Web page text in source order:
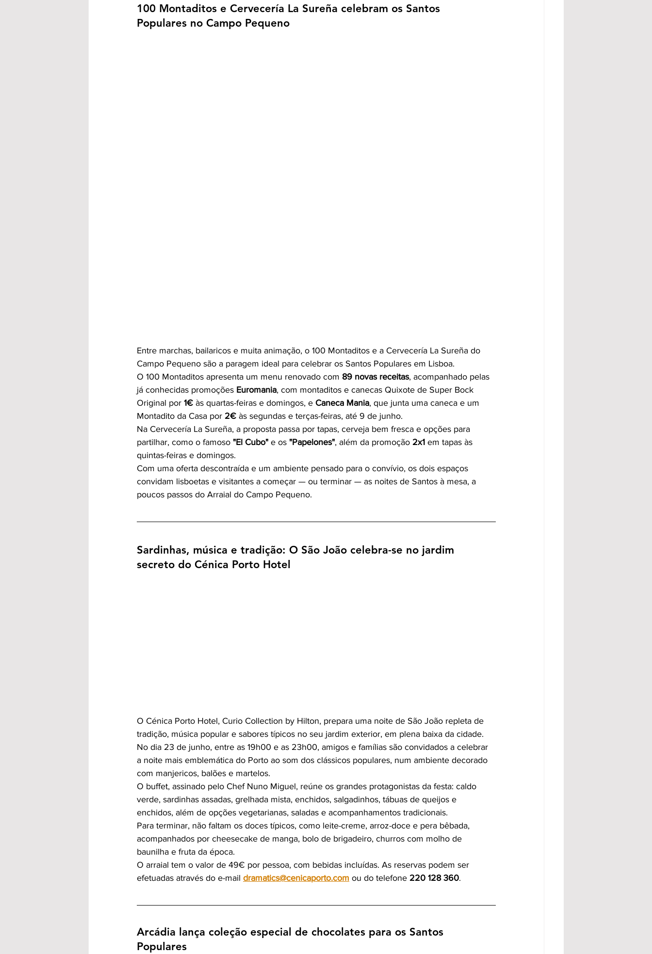
100 Montaditos e Cervecería La Sureña celebram os Santos
Populares no Campo Pequeno
Entre marchas, bailaricos e muita animação, o 100 Montaditos e a Cervecería La Sureña do
Campo Pequeno são a paragem ideal para celebrar os Santos Populares em Lisboa.
O 100 Montaditos apresenta um menu renovado com 89 novas receitas, acompanhado pelas
já conhecidas promoções Euromania, com montaditos e canecas Quixote de Super Bock
Original por 1€ às quartas-feiras e domingos, e Caneca Mania, que junta uma caneca e um
Montadito da Casa por 2€ às segundas e terças-feiras, até 9 de junho.
Na Cervecería La Sureña, a proposta passa por tapas, cerveja bem fresca e opções para
partilhar, como o famoso "El Cubo" e os "Papelones", além da promoção 2x1 em tapas às
quintas-feiras e domingos.
Com uma oferta descontraída e um ambiente pensado para o convívio, os dois espaços
convidam lisboetas e visitantes a começar — ou terminar — as noites de Santos à mesa, a
poucos passos do Arraial do Campo Pequeno.
Sardinhas, música e tradição: O São João celebra-se no jardim
secreto do Cénica Porto Hotel
O Cénica Porto Hotel, Curio Collection by Hilton, prepara uma noite de São João repleta de
tradição, música popular e sabores típicos no seu jardim exterior, em plena baixa da cidade.
No dia 23 de junho, entre as 19h00 e as 23h00, amigos e famílias são convidados a celebrar
a noite mais emblemática do Porto ao som dos clássicos populares, num ambiente decorado
com manjericos, balões e martelos.
O buffet, assinado pelo Chef Nuno Miguel, reúne os grandes protagonistas da festa: caldo
verde, sardinhas assadas, grelhada mista, enchidos, salgadinhos, tábuas de queijos e
enchidos, além de opções vegetarianas, saladas e acompanhamentos tradicionais.
Para terminar, não faltam os doces típicos, como leite-creme, arroz-doce e pera bêbada,
acompanhados por cheesecake de manga, bolo de brigadeiro, churros com molho de
baunilha e fruta da época.
O arraial tem o valor de 49€ por pessoa, com bebidas incluídas. As reservas podem ser
efetuadas através do e-mail dramatics@cenicaporto.com ou do telefone 220 128 360.
Arcádia lança coleção especial de chocolates para os Santos
Populares